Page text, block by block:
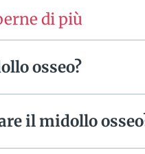
di più
osseo?
il midollo